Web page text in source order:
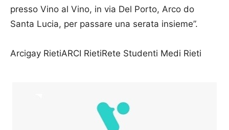
presso Vino al Vino, in via Del Porto, Arco do
Santa Lucia, per passare una serata insieme”.
Arcigay RietiARCI RietiRete Studenti Medi Rieti